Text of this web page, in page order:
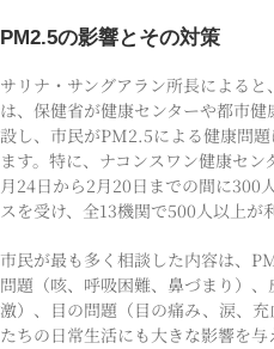
PM2.5の影響とその対策
サリナ・サングアラン所長による
は、保健省が健康センターや都市
設し、市民がPM2.5による健康問
ます。特に、ナコンスワン健康セ
月24日から2月20日までの間に300
スを受け、全13機関で500人以上が
市民が最も多く相談した内容は、
問題（咳、呼吸困難、鼻づまり）
激）、目の問題（目の痛み、涙、
たちの日常生活にも大きな影響を与